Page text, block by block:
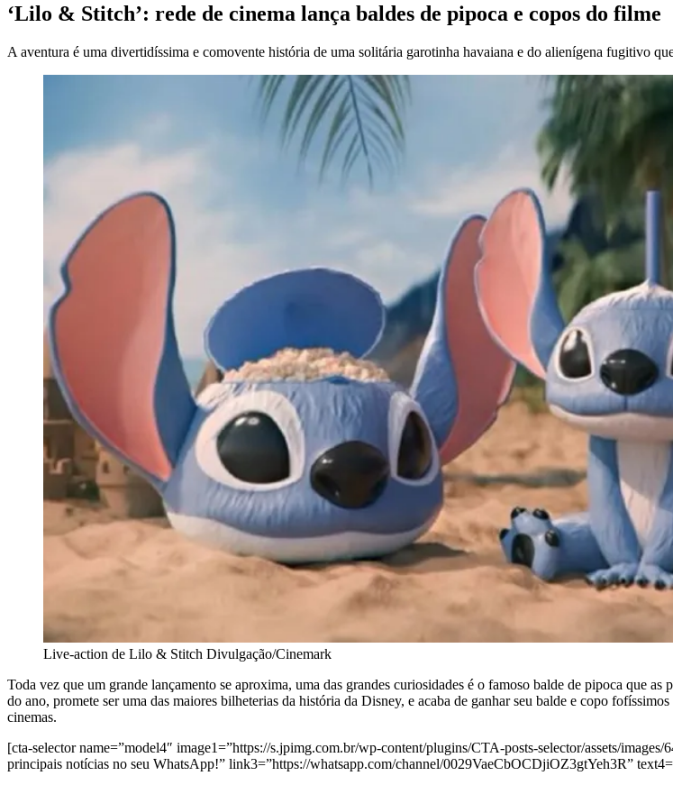
‘Lilo & Stitch’: rede de cinema lança baldes de pipoca e copos do filme
A aventura é uma divertidíssima e comovente história de uma solitária garotinha havaiana e do alienígena fugitivo
Live-action de Lilo & Stitch Divulgação/Cinemark
Toda vez que um grande lançamento se aproxima, uma das grandes curiosidades é o famoso balde de pipoca que as
do ano, promete ser uma das maiores bilheterias da história da Disney, e acaba de ganhar seu balde e copo
cinemas.
[cta-selector name=”model4″ image1=”https://s.jpimg.com.br/wp-content/plugins/CTA-posts-selector/assets/
principais notícias no seu WhatsApp!” link3=”https://whatsapp.com/channel/0029VaeCbOCDjiOZ3gtYeh3R”